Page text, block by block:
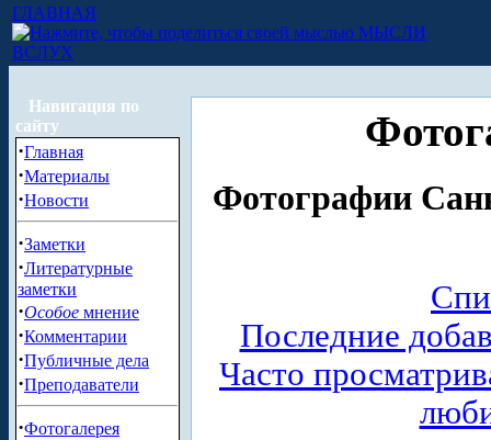
ГЛАВНАЯ
МЫСЛИ
ВСЛУХ
Навигация по
сайту
·Главная
·Материалы
·Новости
·Заметки
·Литературные
заметки
·Особое мнение
·Комментарии
·Публичные дела
·Преподаватели
·Фотогалерея
Фотографии
Последние
Часто